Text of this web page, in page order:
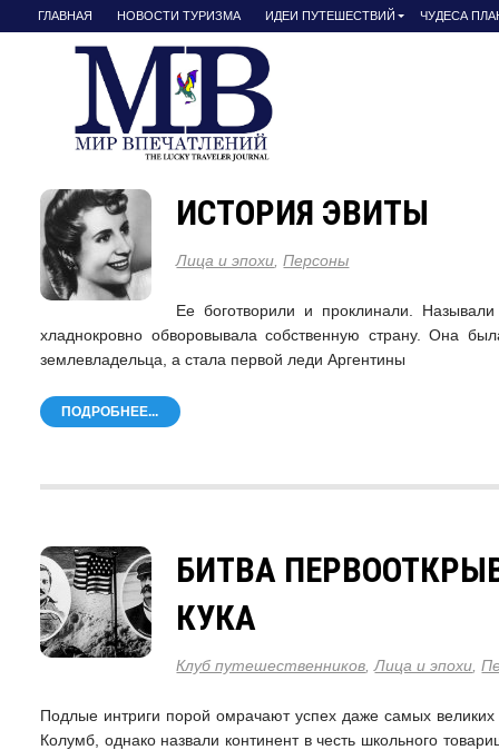
ГЛАВНАЯ НОВОСТИ ТУРИЗМА ИДЕИ ПУТЕШЕСТВИЙ ЧУДЕСА
ИСТОРИЯ ЭВИТЫ
Лица и эпохи ,Персоны
Ее боготворили и проклинали.
хладнокровно обворовывала собственную страну. Она
землевладельца, а стала первой леди Аргентины
ПОДРОБНЕЕ...
БИТВА
КУКА
Клуб путешественников,Лица и эпохи,
Подлые интриги порой омрачают успех даже самых
Колумб, однако назвали континент в честь школьного